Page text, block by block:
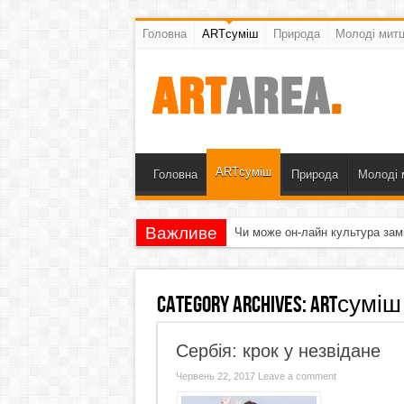
Головна ARTсуміш Природа Молоді
Головна ARTсуміш Природа Молоді
Важливе Чи може он-лайн культура
Category Archives:ARTсуміш
Сербія: крок у незвідане
Червень 22, 2017 Leave a comment